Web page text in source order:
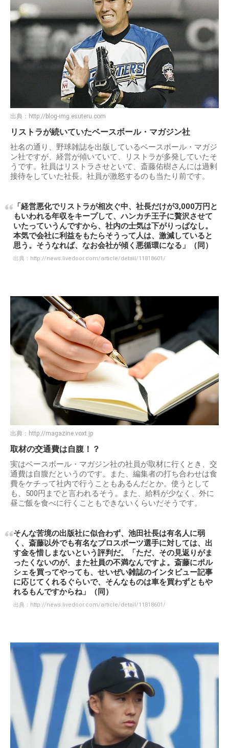
出典： http://blog-img.esuteru.com
リストラが続いていたベースボール・マガジン社
社名の通り、野球雑誌を出版しているベースボール・マガジ
ン社ですが、経営が傾いていて、リストラが多発していたそ
うです。社員はリストラさせといて、斎藤佑樹さんには過剰
接待をしていた社長。社員が激怒するのも当たり前です。
「経営悪化でリストラが相次ぐ中、社長だけが3,000万円と
もいわれる年収をキープして、ハンカチ王子に贅沢させて
いたっていうんですから、社内の士気は下がりっぱなし。
本気で会社に利益をもたらそうって人は、激減していると
思う。そうなれば、なお会社が傾く悪循環になる」（同）
出典： http://news.livedoor.com/article/detail/11818601/
出典： http://magazine.voxt.jp
取材の交通費は自腹！？
実はベースボール・マガジン社の社員が取材に行くとき、交
通費は自腹だというのです。また、編集者の打ち合わせは食
費をケチって社内で行うこともあるんだとか。使うとして
も、500円までと言われるそう。また、給料が少なく、外に
昼ご飯を食べに行くこともできないくらいだそうです。
そんな苦境の出版社に似合わず、池田社長は有名人に弱
く、斎藤以外でも有名なプロスポーツ選手に対しては、出
す金を惜しまないという評判だ。「ただ、その見返りがま
ったくないのが、また社員の不満なんですよ。斎藤にポル
シェを買ってやっても、せいぜい雑誌のインタビュー記事
に応じてくれるぐらいで、そんなものは車を買わずともや
れるもんですからね」（同）
出典： http://news.livedoor.com/article/detail/11818601/